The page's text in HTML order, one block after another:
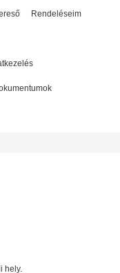
Rendeléseim
hely.